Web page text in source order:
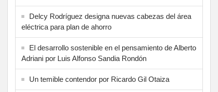
Delcy Rodríguez designa nuevas cabezas del área
eléctrica para plan de ahorro
El desarrollo sostenible en el pensamiento de Alberto
Adriani por Luis Alfonso Sandia Rondón
Un temible contendor por Ricardo Gil Otaiza